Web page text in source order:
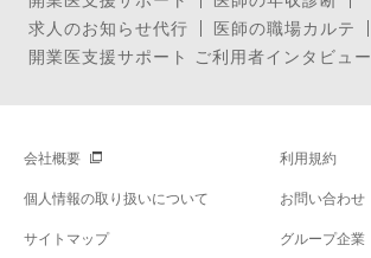
求人のお知らせ代行
医師の職場カルテ
開業医支援サポート ご利用者インタビュー
会社概要 利用規約
個人情報の取り扱いについて お問い合わせ
サイトマップ グループ企業